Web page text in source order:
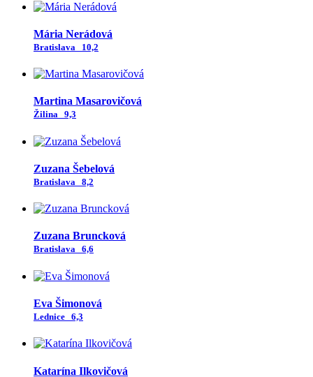
Mária Nerádová
Bratislava 10,2
Martina Masarovičová
Žilina 9,3
Zuzana Šebelová
Bratislava 8,2
Zuzana Bruncková
Bratislava 6,6
Eva Šimonová
Lednice 6,3
Katarína Ilkovičová